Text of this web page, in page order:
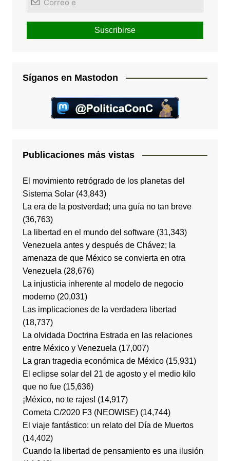
Síganos en Mastodon
Publicaciones más vistas
El movimiento retrógrado de los planetas del
Sistema Solar (43,843)
La era de la postverdad; una guía no tan breve
(36,763)
La libertad en el mundo del software (31,343)
Venezuela antes y después de Chávez; la
amenaza de que México se convierta en otra
Venezuela (28,676)
La injusticia inherente al modelo de negocio
moderno (20,031)
Las implicaciones de la verdadera libertad
(18,737)
La olvidada Doctrina Estrada en las relaciones
entre México y Venezuela (17,007)
La gran tragedia económica de México (15,931)
El eclipse solar del 21 de agosto y el medio kilo
que no fue (15,636)
¡México, no te rajes! (14,917)
Cometa C/2020 F3 (NEOWISE) (14,744)
El viaje fantástico: un relato del Día de Muertos
(14,402)
Cuando la libertad de pensamiento es una ilusión